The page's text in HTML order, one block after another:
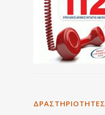
ΔΡΑΣΤΗΡΙΌΤΗΤΕΣ